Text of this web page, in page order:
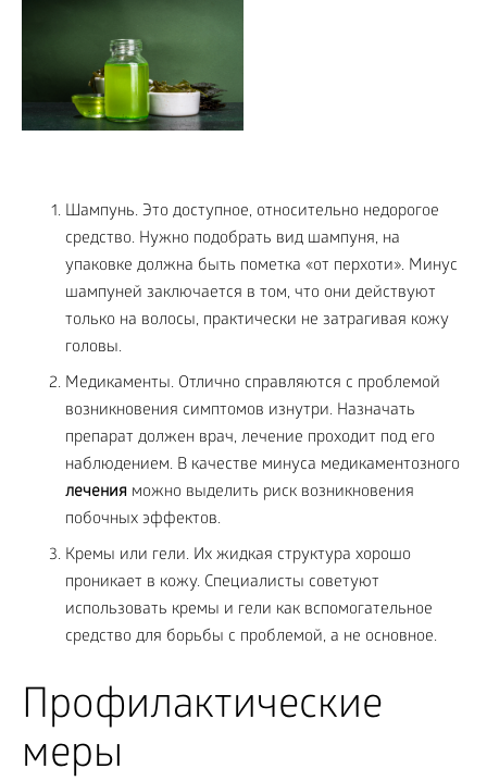
Шампунь. Это доступное, относительно недорогое
средство. Нужно подобрать вид шампуня, на
упаковке должна быть пометка «от перхоти». Минус
шампуней заключается в том, что они действуют
только на волосы, практически не затрагивая кожу
головы.
Медикаменты. Отлично справляются с проблемой
возникновения симптомов изнутри. Назначать
препарат должен врач, лечение проходит под его
наблюдением. В качестве минуса медикаментозного
лечения можно выделить риск возникновения
побочных эффектов.
Кремы или гели. Их жидкая структура хорошо
проникает в кожу. Специалисты советуют
использовать кремы и гели как вспомогательное
средство для борьбы с проблемой, а не основное.
Профилактические
меры